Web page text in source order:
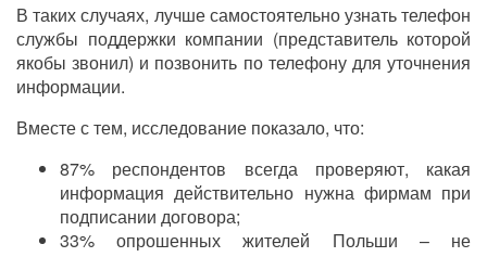
В таких случаях, лучше самостоятельно узнать телефон
службы поддержки компании (представитель которой
якобы звонил) и позвонить по телефону для уточнения
информации.
Вместе с тем, исследование показало, что:
87% респондентов всегда проверяют, какая
информация действительно нужна фирмам при
подписании договора;
33% опрошенных жителей Польши – не